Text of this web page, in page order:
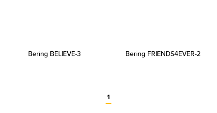
Bering BELIEVE-3 Bering FRIENDS4EVER-2
1